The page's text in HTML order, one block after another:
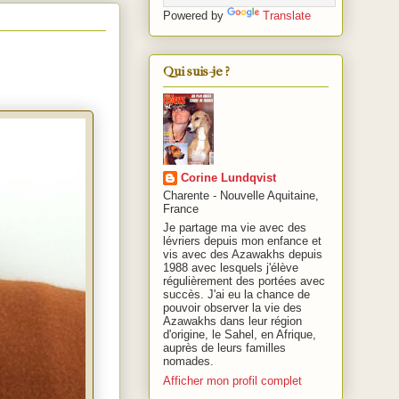
Powered by Translate
Qui suis-je ?
Corine Lundqvist
Charente - Nouvelle Aquitaine,
France
Je partage ma vie avec des
lévriers depuis mon enfance et
vis avec des Azawakhs depuis
1988 avec lesquels j'élève
régulièrement des portées avec
succès. J'ai eu la chance de
pouvoir observer la vie des
Azawakhs dans leur région
d'origine, le Sahel, en Afrique,
auprès de leurs familles
nomades.
Afficher mon profil complet